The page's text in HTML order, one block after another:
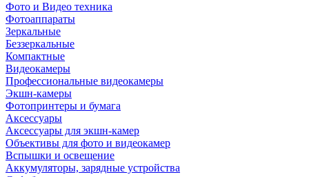
Фото и Видео техника
Фотоаппараты
Зеркальные
Беззеркальные
Компактные
Видеокамеры
Профессиональные видеокамеры
Экшн-камеры
Фотопринтеры и бумага
Аксессуары
Аксессуары для экшн-камер
Объективы для фото и видеокамер
Вспышки и освещение
Аккумуляторы, зарядные устройства